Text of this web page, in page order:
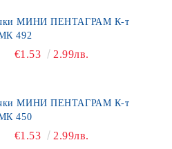
ПЕНТАГРАМ К-т
10бр. МК 492
€1.53 2.99лв.
ПЕНТАГРАМ К-т
10бр. МК 450
€1.53 2.99лв.